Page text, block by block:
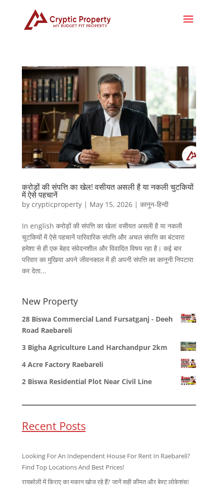
करोड़ों की संपत्ति का खेल! वसीयत असली है या नकली चुटकियों
में ऐसे पहचानें
by crypticproperty| May 15, 2026| कानून-हिन्दी
In english करोड़ों की संपत्ति का खेल! वसीयत असली है या नकली
चुटकियों में ऐसे पहचानें पारिवारिक संपत्ति और अचल संपत्ति का बंटवारा
हमेशा से ही एक बेहद संवेदनशील और विवादित विषय रहा है। कई बार
परिवार का मुखिया अपने जीवनकाल में ही अपनी संपत्ति का कानूनी निपटारा
कर देता...
New Property
28 Biswa Commercial Land Fursatganj - Deeh
Road Raebareli
3 Bigha Agriculture Land Harchandpur 2km
4 Acre Factory Raebareli
2 Biswa Residential Plot Near Civil Line
Recent Posts
Looking For An Independent House For Rent In Raebareli?
Find Top Locations And Best Prices!
रायबरेली में किराए का मकान खोज रहे हैं? जानें सही कीमत और बेस्ट लोकेशंस!